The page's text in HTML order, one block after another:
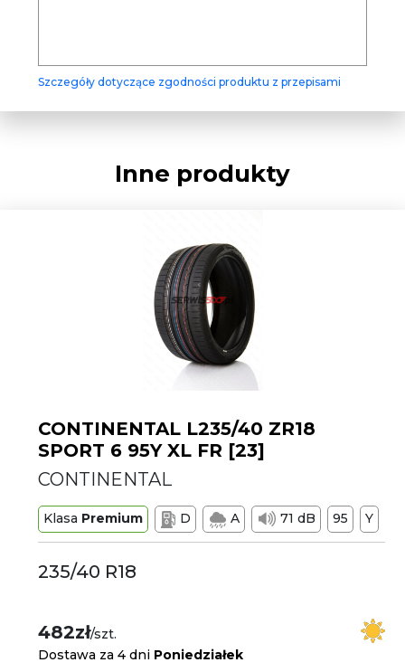
Szczegóły dotyczące zgodności produktu z przepisami
Inne produkty
CONTINENTAL L235/40 ZR18
SPORT 6 95Y XL FR [23]
CONTINENTAL
Klasa Premium D A 71 dB 95 Y
235/40 R18
482zł/szt.
Dostawa za 4 dni Poniedziałek